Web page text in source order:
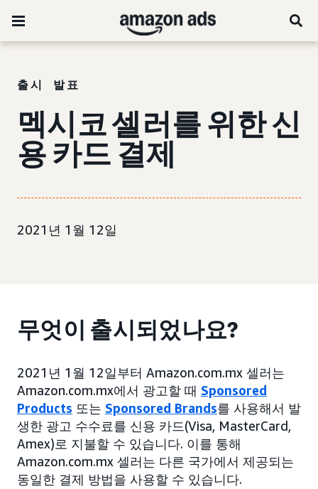
출시 발표
멕시코 셀러를 위한 신
용 카드 결제
2021년 1월 12일
무엇이 출시되었나요?
2021년 1월 12일부터 Amazon.com.mx 셀러는
Amazon.com.mx에서 광고할 때 Sponsored
Products 또는 Sponsored Brands를 사용해서 발
생한 광고 수수료를 신용 카드(Visa, MasterCard,
Amex)로 지불할 수 있습니다. 이를 통해
Amazon.com.mx 셀러는 다른 국가에서 제공되는
동일한 결제 방법을 사용할 수 있습니다.